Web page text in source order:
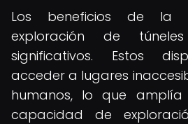
Los beneficios de la
exploración de
significativos. Estos
acceder a lugares
humanos, lo que amplía
capacidad de